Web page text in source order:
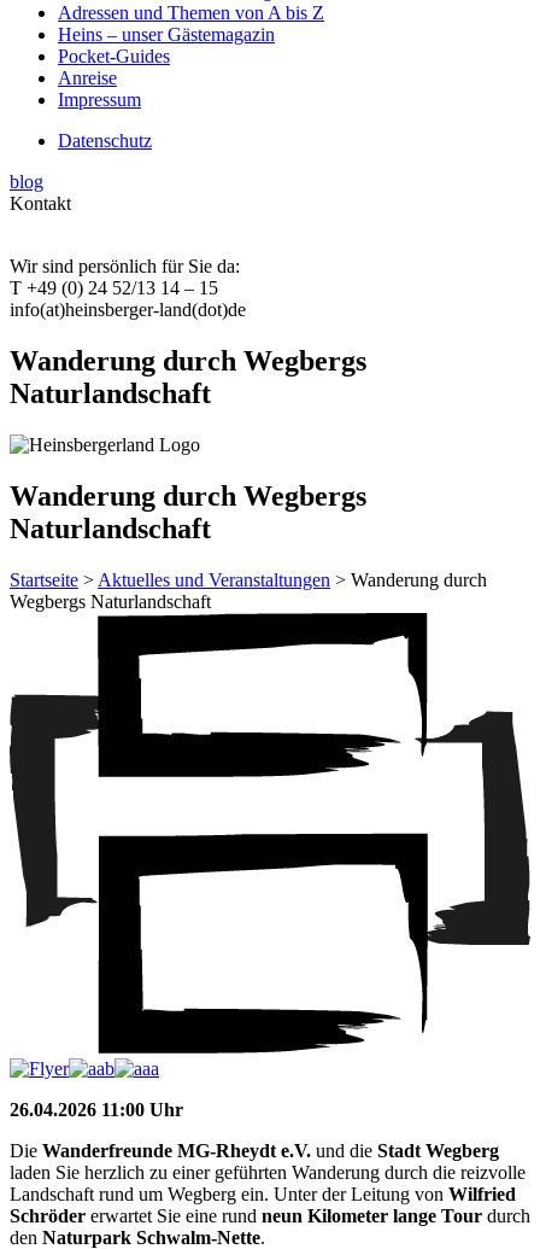
Adressen und Themen von A bis Z
Heins – unser Gästemagazin
Pocket-Guides
Anreise
Impressum
Datenschutz
blog
Kontakt
Wir sind persönlich für Sie da:
T +49 (0) 24 52/13 14 – 15
info(at)heinsberger-land(dot)de
Wanderung durch Wegbergs
Naturlandschaft
Wanderung durch Wegbergs
Naturlandschaft
Startseite > Aktuelles und Veranstaltungen > Wanderung durch
Wegbergs Naturlandschaft
26.04.2026 11:00 Uhr
Die Wanderfreunde MG-Rheydt e.V. und die Stadt Wegberg
laden Sie herzlich zu einer geführten Wanderung durch die reizvolle
Landschaft rund um Wegberg ein. Unter der Leitung von Wilfried
Schröder erwartet Sie eine rund neun Kilometer lange Tour durch
den Naturpark Schwalm-Nette.